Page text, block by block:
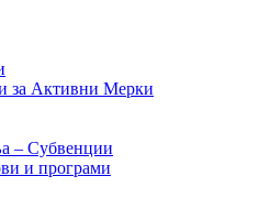
за Активни Мерки
– Субвенции
и програми